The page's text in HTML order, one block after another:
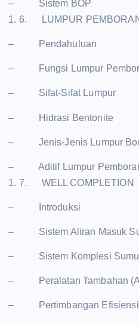
– Sistem BOP
1. 6. LUMPUR
– Pendahuluan
– Fungsi Lumpur
– Sifat-Sifat Lumpur
– Hidrasi Bentonite
– Jenis-Jenis Lumpur
– Aditif Lumpur
1. 7. WELL COMPLETION
– Introduksi
– Sistem Aliran Masuk
– Sistem Komplesi
– Peralatan Tambahan
– Pertimbangan Efisiensi